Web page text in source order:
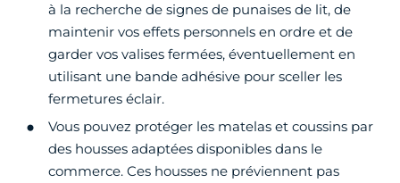
à la recherche de signes de punaises de lit, de
maintenir vos effets personnels en ordre et de
garder vos valises fermées, éventuellement en
utilisant une bande adhésive pour sceller les
fermetures éclair.
Vous pouvez protéger les matelas et coussins par
des housses adaptées disponibles dans le
commerce. Ces housses ne préviennent pas